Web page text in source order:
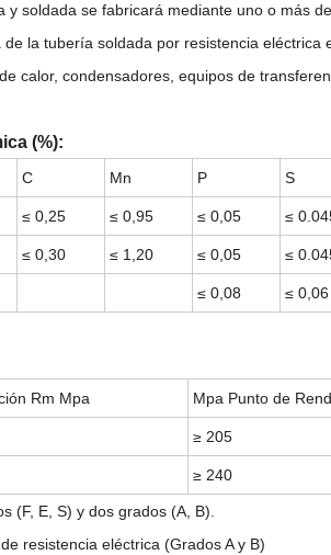
y soldada se fabricará mediante uno o más
la tubería soldada por resistencia
calor, condensadores, equipos de
(%):
C Mn P S
≤ 0,25 ≤ 0,95 ≤ 0,05 ≤
≤ 0,30 ≤ 1,20 ≤ 0,05 ≤
≤ 0,08 ≤ 0,06
Rm Mpa Mpa Punto de
≥ 205
≥ 240
(F, E, S) y dos grados (A, B).
resistencia eléctrica (Grados A y B)